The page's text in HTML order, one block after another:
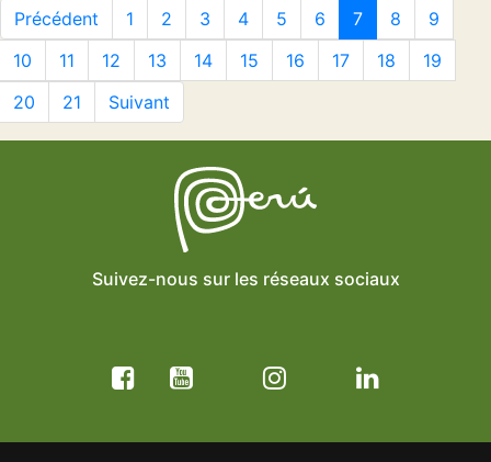
Précédent 1 2 3 4 5 6 7 8
9
10
11 12 13 14 15 16 17 18
19
20
21 Suivant
Suivez-nous sur les réseaux sociaux